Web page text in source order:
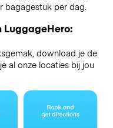
bagagestuk per dag.
download je de
al onze locaties bij jou